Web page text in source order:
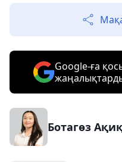
Google-ға
Ботагөз